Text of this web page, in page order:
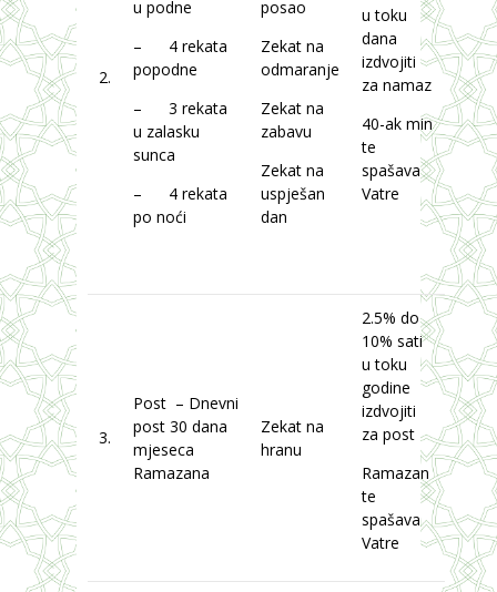
2.
u podne
– 4 rekata
popodne
– 3 rekata
u zalasku
sunca
– 4 rekata
po noći
posao
Zekat na
odmaranje
Zekat na
zabavu
Zekat na
uspješan
dan
u toku
dana
izdvojiti
za namaz
40-ak min
te
spašava
Vatre
3.
Post – Dnevni
post 30 dana
mjeseca
Ramazana
Zekat na
hranu
2.5% do
10% sati
u toku
godine
izdvojiti
za post
Ramazan
te
spašava
Vatre